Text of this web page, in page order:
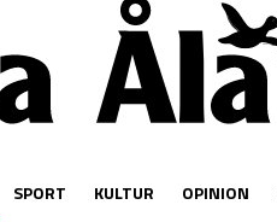
SPORT KULTUR OPINION